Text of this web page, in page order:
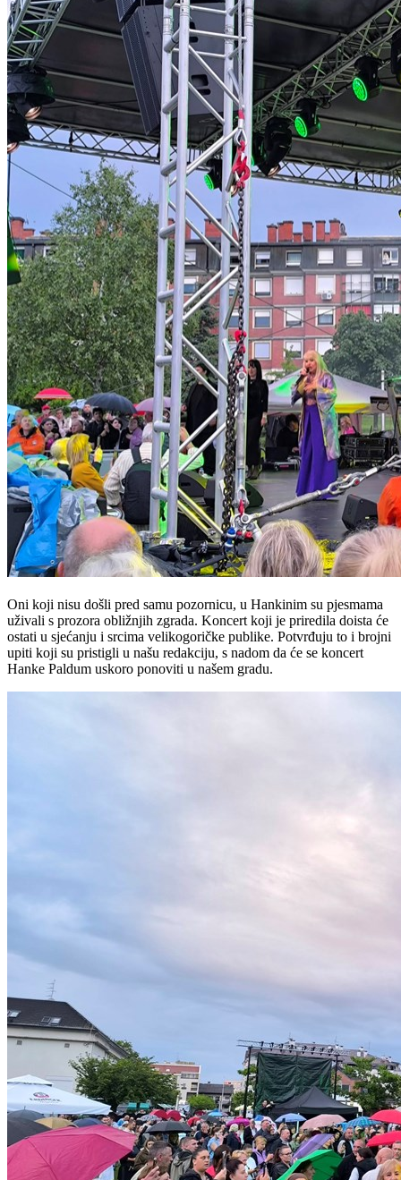
Oni koji nisu došli pred samu pozornicu, u Hankinim su pjesmama
uživali s prozora obližnjih zgrada. Koncert koji je priredila doista će
ostati u sjećanju i srcima velikogoričke publike. Potvrđuju to i brojni
upiti koji su pristigli u našu redakciju, s nadom da će se koncert
Hanke Paldum uskoro ponoviti u našem gradu.